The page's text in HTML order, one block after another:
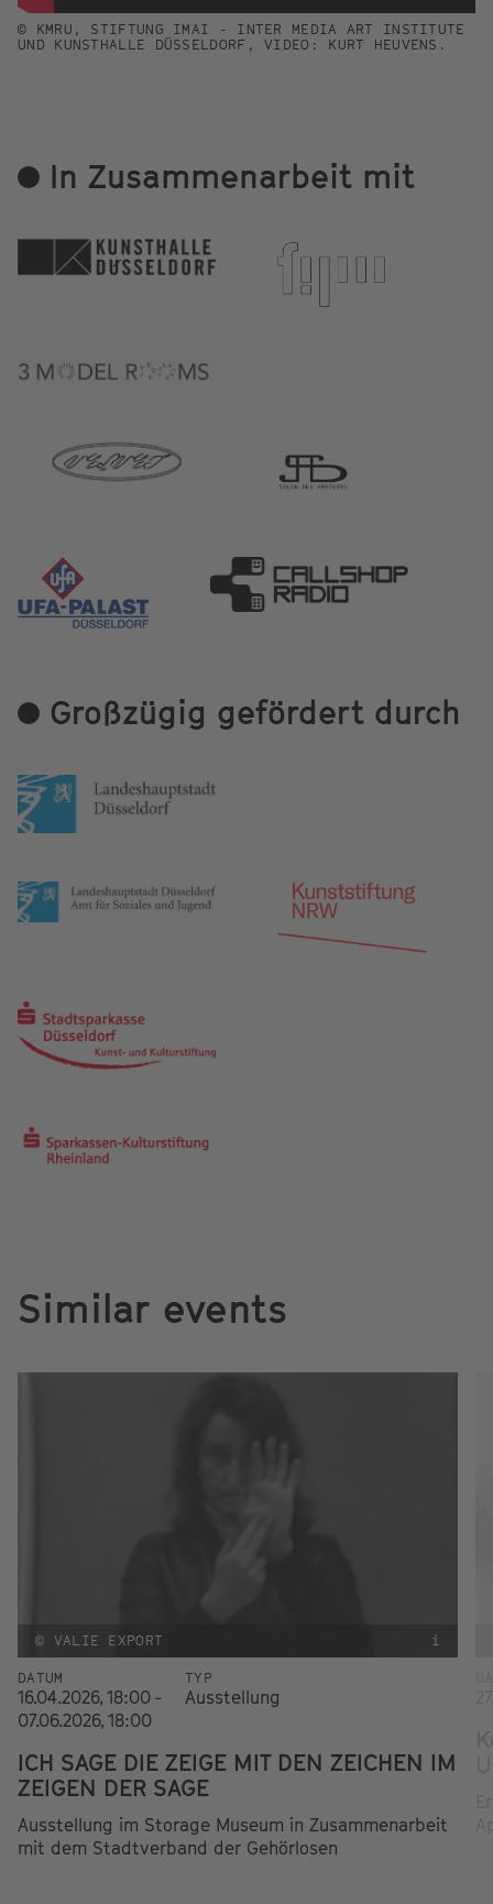
© KMRU, STIFTUNG IMAI - INTER MEDIA ART INSTITUTE
UND KUNSTHALLE DÜSSELDORF, VIDEO: KURT HEUVENS.
In Zusammenarbeit mit
Großzügig gefördert durch
Similar events
© VALIE EXPORT i
DATUM
16.04.2026, 18:00 -
07.06.2026, 18:00
TYP
Ausstellung
ICH SAGE DIE ZEIGE MIT DEN ZEICHEN IM
ZEIGEN DER SAGE
Ausstellung im Storage Museum in Zusammenarbeit
mit dem Stadtverband der Gehörlosen